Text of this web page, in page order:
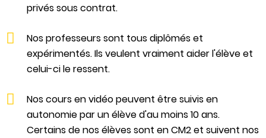
privés sous contrat.
Nos professeurs sont tous diplômés et
expérimentés. Ils veulent vraiment aider l'élève et
celui-ci le ressent.
Nos cours en vidéo peuvent être suivis en
autonomie par un élève d'au moins 10 ans.
Certains de nos élèves sont en CM2 et suivent nos